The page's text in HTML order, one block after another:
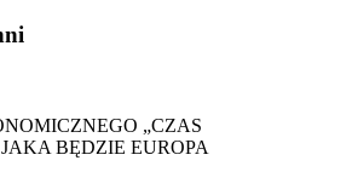
„CZAS
BĘDZIE EUROPA